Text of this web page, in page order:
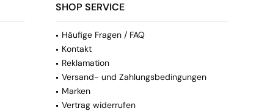
SHOP SERVICE
Häufige Fragen / FAQ
Kontakt
Reklamation
Versand- und Zahlungsbedingungen
Marken
Vertrag widerrufen